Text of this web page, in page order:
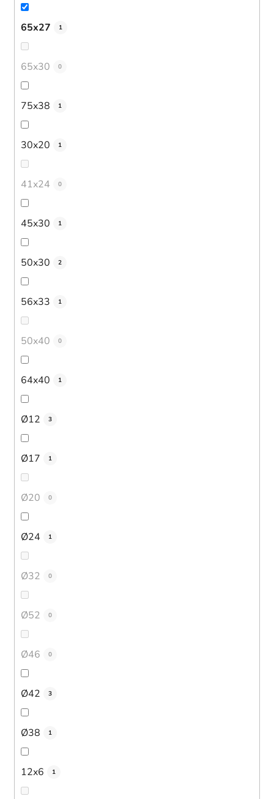
65x27 1
65x30 0
75x38 1
30x20 1
41x24 0
45x30 1
50x30 2
56x33 1
50x40 0
64x40 1
Ø12 3
Ø17 1
Ø20 0
Ø24 1
Ø32 0
Ø52 0
Ø46 0
Ø42 3
Ø38 1
12x6 1